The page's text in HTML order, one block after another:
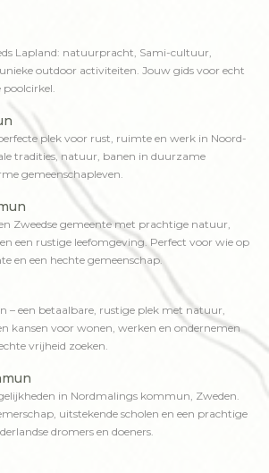
Lapland: natuurpracht, Sami-cultuur,
outdoor activiteiten. Jouw gids voor echt
poolcirkel.
plek voor rust, ruimte en werk in Noord-
tradities, natuur, banen in duurzame
gemeenschapleven.
Zweedse gemeente met prachtige natuur,
een rustige leefomgeving. Perfect voor wie op
en een hechte gemeenschap.
– een betaalbare, rustige plek met natuur,
kansen voor wonen, werken en ondernemen
vrijheid zoeken.
in Nordmalings kommun, Zweden.
uitstekende scholen en een prachtige
dromers en doeners.